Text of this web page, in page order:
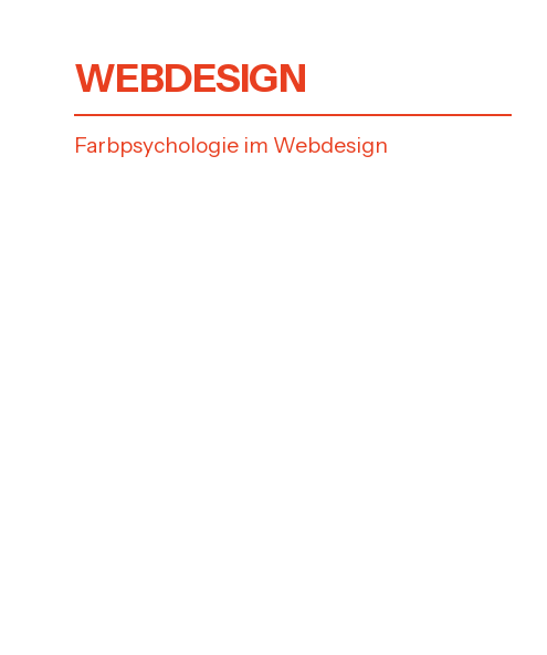
WEBDESIGN
Farbpsychologie im Webdesign